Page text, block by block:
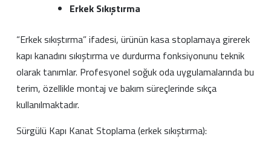
Erkek Sıkıştırma
“Erkek sıkıştırma” ifadesi, ürünün kasa stoplamaya girerek
kapı kanadını sıkıştırma ve durdurma fonksiyonunu teknik
olarak tanımlar. Profesyonel soğuk oda uygulamalarında bu
terim, özellikle montaj ve bakım süreçlerinde sıkça
kullanılmaktadır.
Sürgülü Kapı Kanat Stoplama (erkek sıkıştırma):